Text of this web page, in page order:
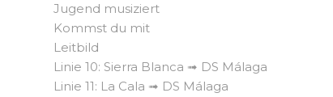
Jugend musiziert
Kommst du mit
Leitbild
Linie 10: Sierra Blanca ➟ DS Málaga
Linie 11: La Cala ➟ DS Málaga